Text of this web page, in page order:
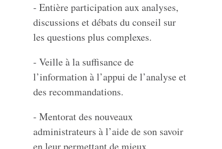
- Entière participation aux analyses,
discussions et débats du conseil sur
les questions plus complexes.
- Veille à la suffisance de
l’information à l’appui de l’analyse et
des recommandations.
- Mentorat des nouveaux
administrateurs à l’aide de son savoir
en leur permettant de mieux